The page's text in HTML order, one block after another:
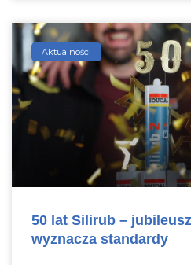
Aktualności
50 lat Silirub –
wyznacza standardy